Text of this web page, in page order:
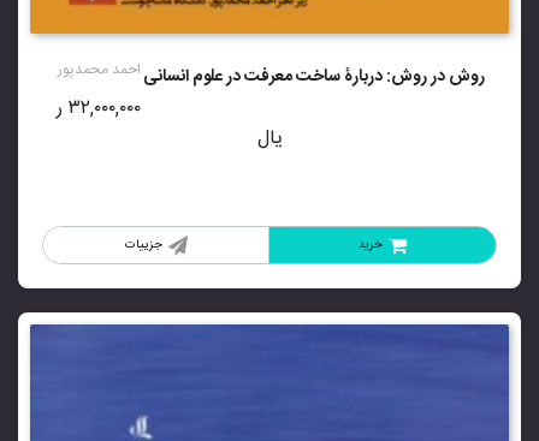
روش در روش: دربارۀ ساخت معرفت در علوم انسانی احمد محمدپور
امتیاز
از 5
۳۲,۰۰۰,۰۰۰ ر
یال
جزییات خرید